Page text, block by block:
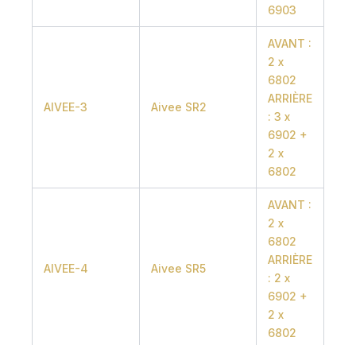
6903
AIVEE-3 Aivee SR2
AVANT :
2 x
6802
ARRIÈRE
: 3 x
6902 +
2 x
6802
AIVEE-4 Aivee SR5
AVANT :
2 x
6802
ARRIÈRE
: 2 x
6902 +
2 x
6802